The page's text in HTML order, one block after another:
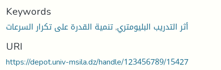
Keywords
أثر التدريب البليومتري,تنمية القدرة على تكرار السرعات
URI
https://depot.univ-msila.dz/handle/123456789/15427